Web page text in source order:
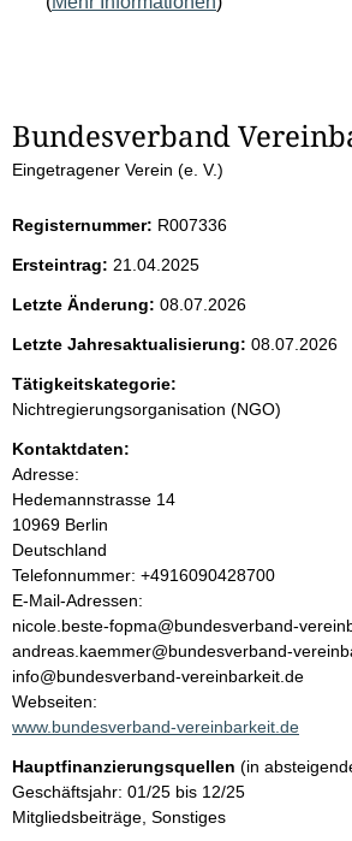
S
e
i
t
e
n
i
n
h
a
l
t
Bundesverband
Eingetragener Verein (e. V.)
Registernummer: R007336
Ersteintrag: 21.04.2025
Letzte Änderung: 08.07.2026
Letzte Jahresaktualisierung: 08.07.2026
Tätigkeitskategorie:
Nichtregierungsorganisation (NGO)
Kontaktdaten:
Adresse:
Hedemannstrasse 14
10969 Berlin
Deutschland
K
o
n
t
a
k
t
n
f
o
Telefonnummer: +4916090428700
E-Mail-Adressen:
nicole.beste-fopma@bundesverband-
andreas.kaemmer@bundesverband-
info@bundesverband-vereinbarkeit.de
Webseiten:
www.bundesverband-vereinbarkeit.de
Hauptfinanzierungsquellen (in
Geschäftsjahr: 01/25 bis 12/25
Mitgliedsbeiträge, Sonstiges